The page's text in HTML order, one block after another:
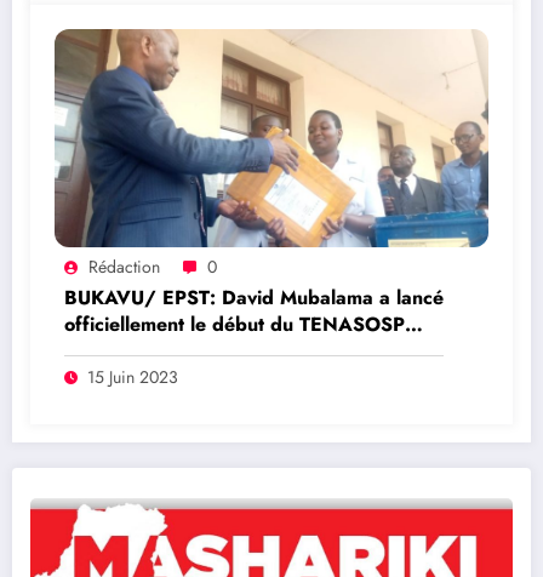
Rédaction 0
BUKAVU/ EPST: David Mubalama a lancé
officiellement le début du TENASOSP
dans la Province éducationelle du Sud-
Kivu15 Juin 2023